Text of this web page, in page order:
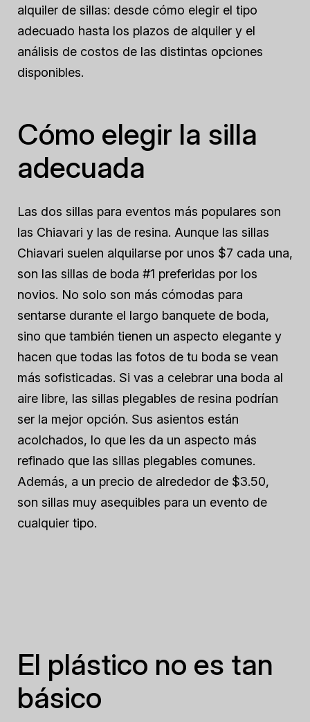
alquiler de sillas: desde cómo elegir el tipo
adecuado hasta los plazos de alquiler y el
análisis de costos de las distintas opciones
disponibles.
Cómo elegir la silla
adecuada
Las dos sillas para eventos más populares son
las Chiavari y las de resina. Aunque las sillas
Chiavari suelen alquilarse por unos $7 cada una,
son las sillas de boda #1 preferidas por los
novios. No solo son más cómodas para
sentarse durante el largo banquete de boda,
sino que también tienen un aspecto elegante y
hacen que todas las fotos de tu boda se vean
más sofisticadas. Si vas a celebrar una boda al
aire libre, las sillas plegables de resina podrían
ser la mejor opción. Sus asientos están
acolchados, lo que les da un aspecto más
refinado que las sillas plegables comunes.
Además, a un precio de alrededor de $3.50,
son sillas muy asequibles para un evento de
cualquier tipo.
El plástico no es tan
básico